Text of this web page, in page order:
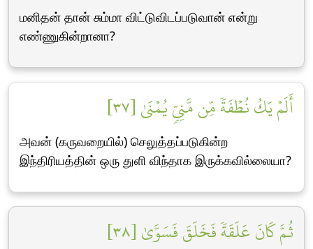
மனிதன் தான் சும்மா விட்டுவிடப்படுவான் என்று
எண்ணுகின்றானா?
أَلَمۡ يَكُ نُطۡفَةٗ مِّن مَّنِيّٖ يُمۡنَىٰ [٣٧]
அவன் (கருவறையில்) செலுத்தப்படுகின்ற
இந்திரியத்தின் ஒரு துளி விந்தாக இருக்கவில்லையா?
ثُمَّ كَانَ عَلَقَةٗ فَخَلَقَ فَسَوَّىٰ [٣٨]